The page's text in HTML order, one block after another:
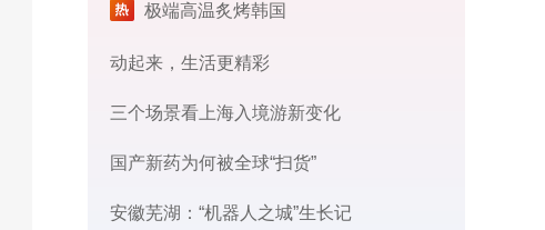
极端高温炙烤韩国
动起来，生活更精彩
三个场景看上海入境游新变化
国产新药为何被全球“扫货”
安徽芜湖：“机器人之城”生长记